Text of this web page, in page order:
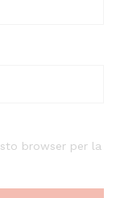
browser per la